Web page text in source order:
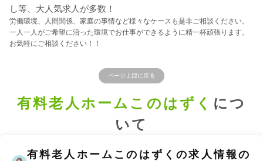
し等、大人気求人が多数！
労働環境、人間関係、家庭の事情など様々なケースも是非ご相談ください。
一人一人がご希望に沿った環境でお仕事ができるように精一杯頑張ります。
お気軽にご相談ください！！
ページ上部に戻る
有料老人ホームこのはずく につ
いて
有料老人ホームこのはずくの求人情報の